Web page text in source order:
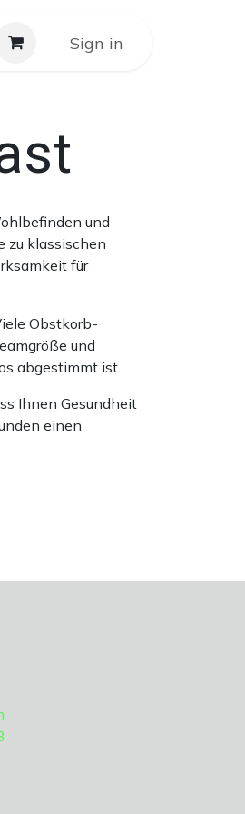
Kontakt Sign in
und
zu klassischen
für
Obstkorb-
und
abgestimmt ist.
Ihnen Gesundheit
einen